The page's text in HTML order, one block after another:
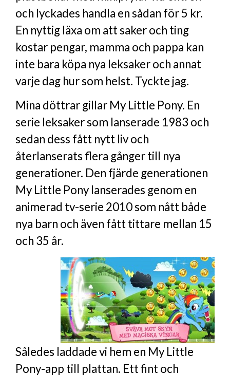
och lyckades handla en sådan för 5 kr.
En nyttig läxa om att saker och ting
kostar pengar, mamma och pappa kan
inte bara köpa nya leksaker och annat
varje dag hur som helst. Tyckte jag.
Mina döttrar gillar My Little Pony. En
serie leksaker som lanserade 1983 och
sedan dess fått nytt liv och
återlanserats flera gånger till nya
generationer. Den fjärde generationen
My Little Pony lanserades genom en
animerad tv-serie 2010 som nått både
nya barn och även fått tittare mellan 15
och 35 år.
Således laddade vi hem en My Little
Pony-app till plattan. Ett fint och